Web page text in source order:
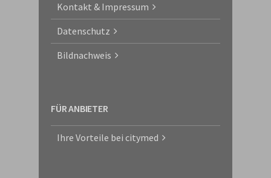
Kontakt & Impressum
Datenschutz
Bildnachweis
FÜR ANBIETER
Ihre Vorteile bei citymed